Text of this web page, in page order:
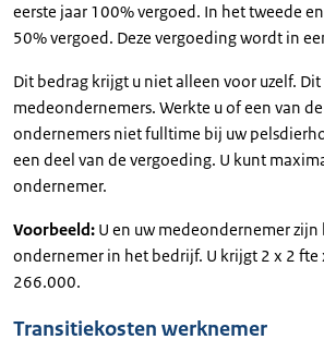
eerste jaar 100% vergoed. In het tweede
50% vergoed. Deze vergoeding wordt in
Dit bedrag krijgt u niet alleen voor uzelf.
medeondernemers. Werkte u of een van
ondernemers niet fulltime bij uw
een deel van de vergoeding. U kunt
ondernemer.
Voorbeeld: U en uw medeondernemer
ondernemer in het bedrijf. U krijgt 2 x 2 fte
266.000.
Transitiekosten werknemer